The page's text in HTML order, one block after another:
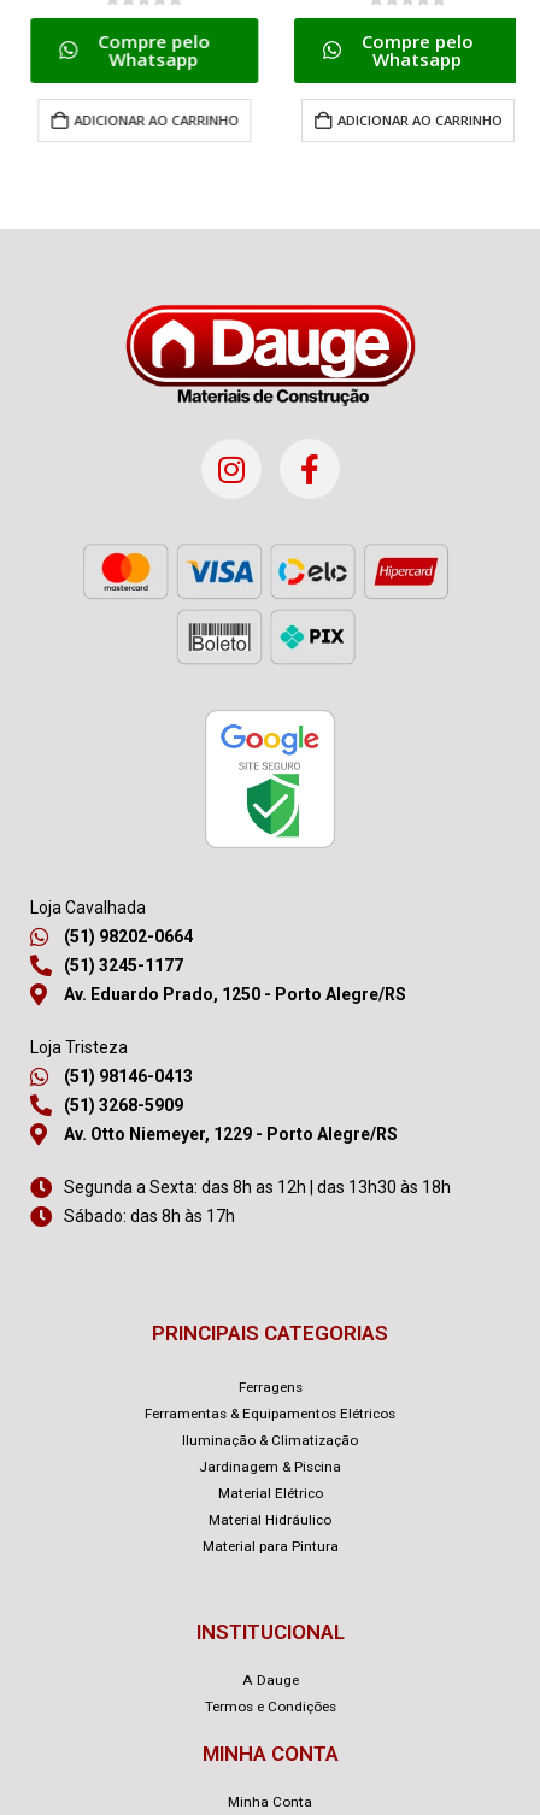
0de 5
Compre pelo
Whatsapp
ADICIONAR AO CARRINHO
0de 5
Compre pelo
Whatsapp
ADICIONAR AO CARRINHO
Loja Cavalhada
(51) 98202-0664
(51) 3245-1177
Av. Eduardo Prado, 1250 - Porto Alegre/RS
Loja Tristeza
(51) 98146-0413
(51) 3268-5909
Av. Otto Niemeyer, 1229 - Porto Alegre/RS
Segunda a Sexta: das 8h as 12h | das 13h30 às 18h
Sábado: das 8h às 17h
PRINCIPAIS CATEGORIAS
Ferragens
Ferramentas & Equipamentos Elétricos
Iluminação & Climatização
Jardinagem & Piscina
Material Elétrico
Material Hidráulico
Material para Pintura
INSTITUCIONAL
A Dauge
Termos e Condições
MINHA CONTA
Minha Conta